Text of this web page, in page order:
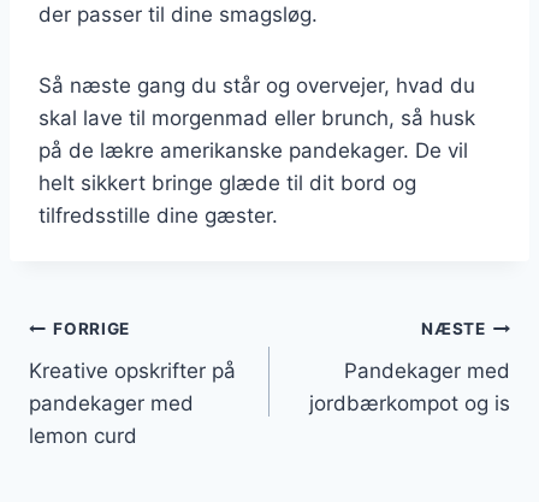
der passer til dine smagsløg.
Så næste gang du står og overvejer, hvad du
skal lave til morgenmad eller brunch, så husk
på de lækre amerikanske pandekager. De vil
helt sikkert bringe glæde til dit bord og
tilfredsstille dine gæster.
Indlægsnavigation
FORRIGE
Kreative opskrifter på
pandekager med
lemon curd
NÆSTE
Pandekager med
jordbærkompot og is